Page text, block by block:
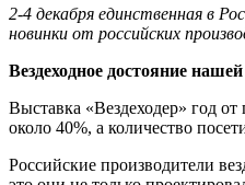
2-4 декабря единственная в
новинки от российских
Вездеходное достояние
Выставка «Вездеходер» год
около 40%, а количество
Российские производители